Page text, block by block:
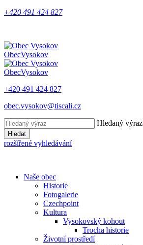
+420 491 424 827
ObecVysokov
ObecVysokov
+420 491 424 827
obec.vysokov@tiscali.cz
Hledaný výraz
Hledat
rozšířené vyhledávání
Naše obec
Historie
Fotogalerie
Czechpoint
Kultura
Vysokovský kohout
Trocha historie
Životní prostředí